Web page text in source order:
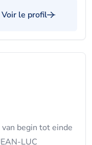
Voir le profil
begin tot einde
LUC